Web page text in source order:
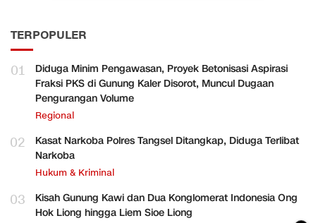
TERPOPULER
01
Diduga Minim Pengawasan, Proyek Betonisasi Aspirasi
Fraksi PKS di Gunung Kaler Disorot, Muncul Dugaan
Pengurangan Volume
Regional
02
Kasat Narkoba Polres Tangsel Ditangkap, Diduga Terlibat
Narkoba
Hukum & Kriminal
03
Kisah Gunung Kawi dan Dua Konglomerat Indonesia Ong
Hok Liong hingga Liem Sioe Liong